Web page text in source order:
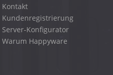
Kontakt
Kundenregistrierung
Server-Konfigurator
Warum Happyware